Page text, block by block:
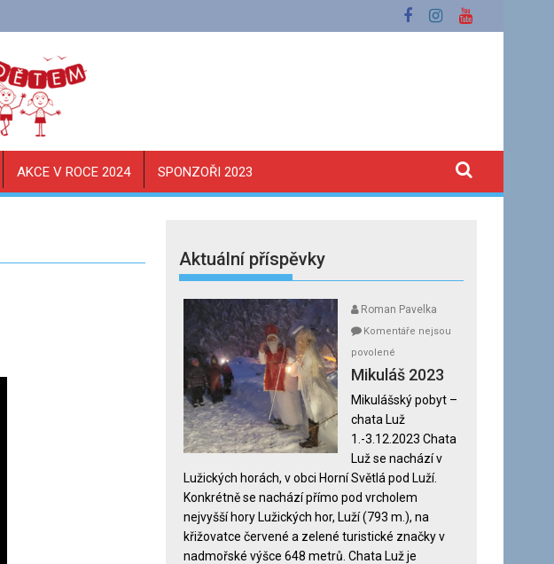
AKCE V ROCE 2024 SPONZOŘI 2023
Aktuální příspěvky
Roman Pavelka
Komentáře nejsou
povolené
textu
názvem
Mikuláš
2023
Mikuláš 2023
Mikulášský pobyt –
chata Luž
1.-3.12.2023 Chata
Luž se nachází v
Lužických horách, v obci Horní Světlá pod Luží.
Konkrétně se nachází přímo pod vrcholem
nejvyšší hory Lužických hor, Luží (793 m.), na
křižovatce červené a zelené turistické značky v
nadmořské výšce 648 metrů. Chata Luž je